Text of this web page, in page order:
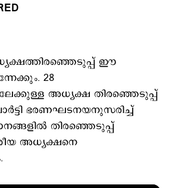
ഈ
28
അധ്യക്ഷ തിരഞ്ഞെടുപ്പ്
ഭരണഘടനയനുസരിച്ച്
തിരഞ്ഞെടുപ്പ്
അധ്യക്ഷനെ